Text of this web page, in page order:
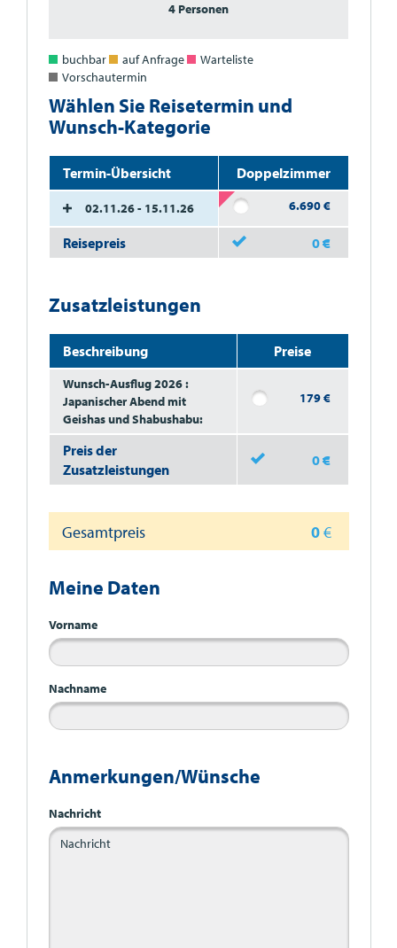
4 Personen
buchbar auf Anfrage
Warteliste
Vorschautermin
Wählen Sie Reisetermin und
Wunsch-Kategorie
Termin-Übersicht Doppelzimmer
Reisepreis 0€
02.11.26 - 15.11.26 6.690€
Zusatzleistungen
Beschreibung Preise
Preis der
Zusatzleistungen
0€
Wunsch-Ausflug 2026 :
Japanischer Abend mit
Geishas und Shabushabu:
179€
Gesamtpreis 0€
Meine Daten
Vorname
Nachname
Anmerkungen/Wünsche
Nachricht